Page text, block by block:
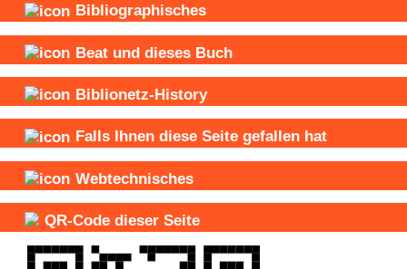
Bibliographisches
Beat und dieses Buch
Biblionetz-History
Falls Ihnen diese Seite gefallen hat
Webtechnisches
QR-Code dieser Seite